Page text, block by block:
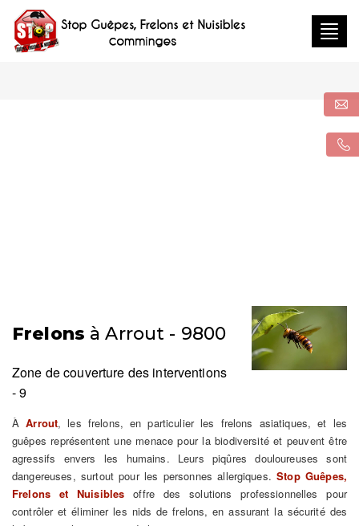
Frelons à Arrout - 9800
Zone de couverture des interventions
- 9
ÀArrout, les frelons, en particulier les frelons asiatiques, et les
guêpes représentent une menace pour la biodiversité et peuvent être
agressifs envers les humains. Leurs piqûres douloureuses sont
dangereuses, surtout pour les personnes allergiques.Stop Guêpes,
Frelons et Nuisibles offre des solutions professionnelles pour
contrôler et éliminer les nids de frelons, en assurant la sécurité des